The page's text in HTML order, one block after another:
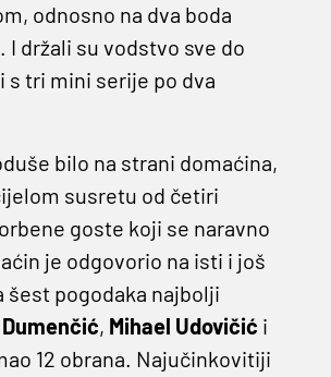
odnosno na dva boda
držali su vodstvo sve do
tri mini serije po dva
bilo na strani domaćina,
susretu od četiri
goste koji se naravno
je odgovorio na isti i još
šest pogodaka najbolji
, Mihael Udovičić i
12 obrana. Najučinkovitiji